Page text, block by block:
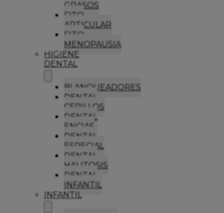
GRASOS
FITO
ARTICULAR
FITO
MENOPAUSIA
HIGIENE
DENTAL
BLANQUEADORES
DENTAL
CEPILLOS
DENTAL
ENCIAS
DENTAL
ESPECIAL
DENTAL
HALITOSIS
DENTAL
INFANTIL
INFANTIL